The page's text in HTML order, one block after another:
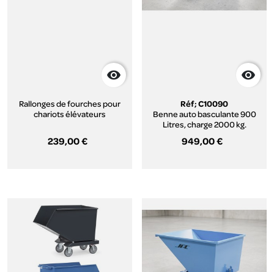

Rallonges de fourches pour
chariots élévateurs
239,00 €

Réf; C10090
Benne auto basculante 900
Litres, charge 2000 kg.
949,00 €